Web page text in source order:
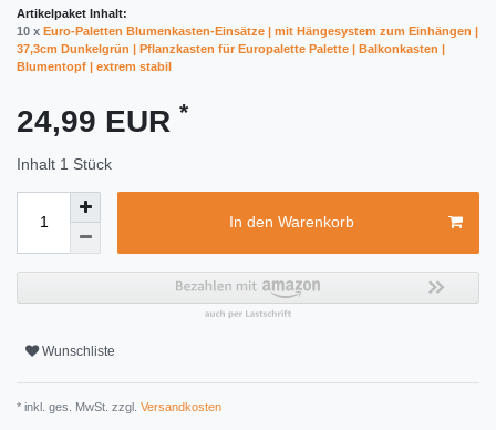
Artikelpaket Inhalt:
10 x Euro-Paletten Blumenkasten-Einsätze | mit Hängesystem zum Einhängen |
37,3cm Dunkelgrün | Pflanzkasten für Europalette Palette | Balkonkasten |
Blumentopf | extrem stabil
24,99 EUR *
Inhalt 1 Stück
In den Warenkorb
Wunschliste
* inkl. ges. MwSt. zzgl. Versandkosten